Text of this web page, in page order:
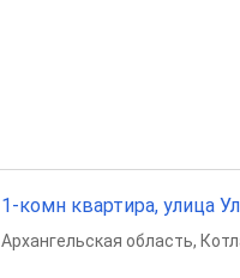
1-комн квартира, улица
Архангельская область,